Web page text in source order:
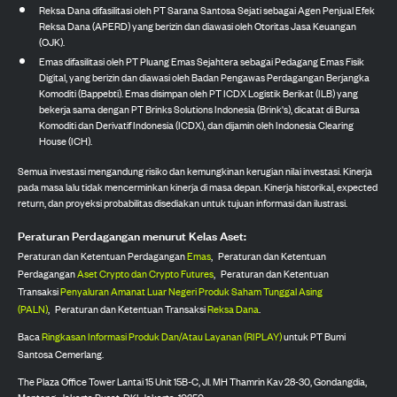
Reksa Dana difasilitasi oleh PT Sarana Santosa Sejati sebagai Agen Penjual Efek
Reksa Dana (APERD) yang berizin dan diawasi oleh Otoritas Jasa Keuangan
(OJK).
Emas difasilitasi oleh PT Pluang Emas Sejahtera sebagai Pedagang Emas Fisik
Digital, yang berizin dan diawasi oleh Badan Pengawas Perdagangan Berjangka
Komoditi (Bappebti). Emas disimpan oleh PT ICDX Logistik Berikat (ILB) yang
bekerja sama dengan PT Brinks Solutions Indonesia (Brink's), dicatat di Bursa
Komoditi dan Derivatif Indonesia (ICDX), dan dijamin oleh Indonesia Clearing
House (ICH).
Semua investasi mengandung risiko dan kemungkinan kerugian nilai investasi. Kinerja
pada masa lalu tidak mencerminkan kinerja di masa depan. Kinerja historikal, expected
return, dan proyeksi probabilitas disediakan untuk tujuan informasi dan ilustrasi.
Peraturan Perdagangan menurut Kelas Aset:
Peraturan dan Ketentuan PerdaganganEmas, Peraturan dan Ketentuan
PerdaganganAset Crypto dan Crypto Futures, Peraturan dan Ketentuan
TransaksiPenyaluran Amanat Luar Negeri Produk Saham Tunggal Asing
(PALN), Peraturan dan Ketentuan TransaksiReksa Dana.
BacaRingkasan Informasi Produk Dan/Atau Layanan (RIPLAY)untuk PT Bumi
Santosa Cemerlang.
The Plaza Office Tower Lantai 15 Unit 15B-C, Jl. MH Thamrin Kav 28-30, Gondangdia,